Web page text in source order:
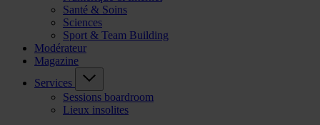
Santé & Soins
Sciences
Sport & Team Building
Modérateur
Magazine
Services
Sessions boardroom
Lieux insolites